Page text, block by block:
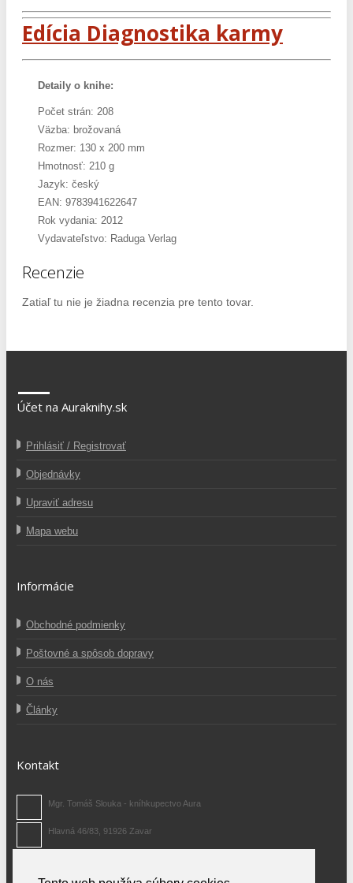
Edícia Diagnostika karmy
Detaily o knihe:
Počet strán: 208
Väzba: brožovaná
Rozmer: 130 x 200 mm
Hmotnosť: 210 g
Jazyk: český
EAN: 9783941622647
Rok vydania: 2012
Vydavateľstvo: Raduga Verlag
Recenzie
Zatiaľ tu nie je žiadna recenzia pre tento tovar.
Účet na Auraknihy.sk
Prihlásiť / Registrovať
Objednávky
Upraviť adresu
Mapa webu
Informácie
Obchodné podmienky
Poštovné a spôsob dopravy
O nás
Články
Kontakt
Mgr. Tomáš Slouka - kníhkupectvo Aura
Hlavná 46/83, 91926 Zavar